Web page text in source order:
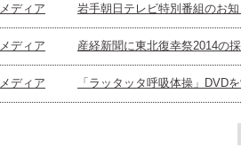
メディア 岩手朝日テレビ特別番組のお
メディア 産経新聞に東北復幸祭2014の
メディア 「ラッタッタ呼吸体操」DVD